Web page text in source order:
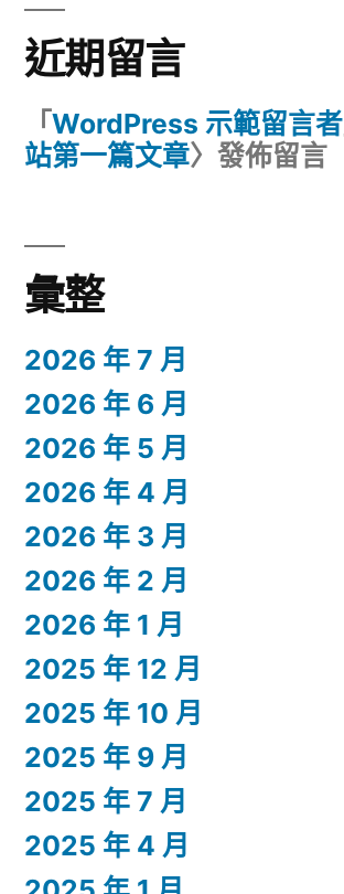
近期留言
「 WordPress 示範留言者
站第一篇文章〉發佈留言
彙整
2026 年 7 月
2026 年 6 月
2026 年 5 月
2026 年 4 月
2026 年 3 月
2026 年 2 月
2026 年 1 月
2025 年 12 月
2025 年 10 月
2025 年 9 月
2025 年 7 月
2025 年 4 月